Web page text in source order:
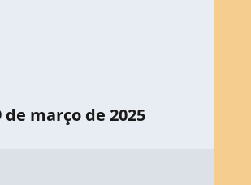
de março de 2025